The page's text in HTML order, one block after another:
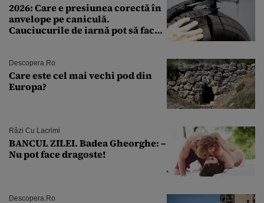
2026: Care e presiunea corectă în
anvelope pe caniculă.
Cauciucurile de iarnă pot să facă
Descopera.ro
Care este cel mai vechi pod din
Europa?
Râzi Cu Lacrimi
BANCUL ZILEI. Badea Gheorghe: –
Nu pot face dragoste!
Descopera.ro